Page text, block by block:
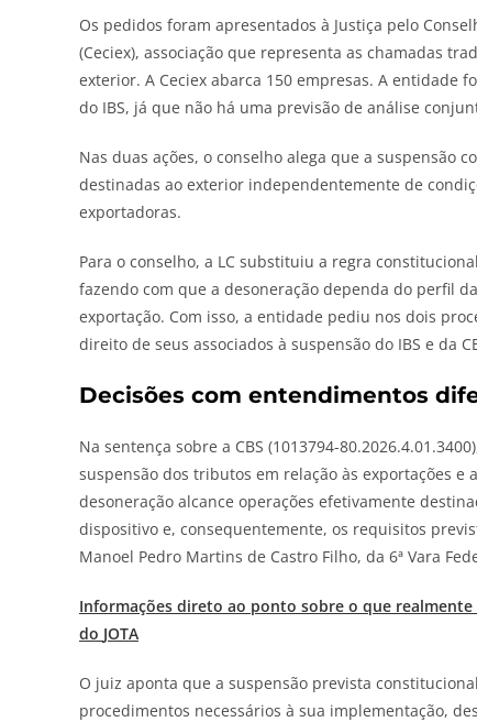
Os pedidos foram apresentados à Justiça pelo
(Ceciex), associação que representa as chamadas
exterior. A Ceciex abarca 150 empresas. A entidade
do IBS, já que não há uma previsão de análise
Nas duas ações, o conselho alega que a suspensão
destinadas ao exterior independentemente de
exportadoras.
Para o conselho, a LC substituiu a regra
fazendo com que a desoneração dependa do perfil
exportação. Com isso, a entidade pediu nos dois
direito de seus associados à suspensão do IBS e da
Decisões com entendimentos
Na sentença sobre a CBS (1013794-
suspensão dos tributos em relação às exportações
desoneração alcance operações efetivamente
dispositivo e, consequentemente, os requisitos
Manoel Pedro Martins de Castro Filho, da 6ª Vara
Informações direto ao ponto sobre o que
do JOTA
O juiz aponta que a suspensão prevista
procedimentos necessários à sua implementação,